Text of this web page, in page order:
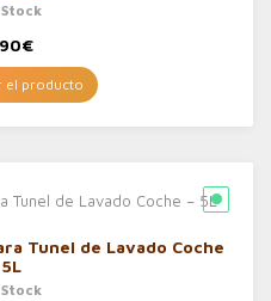
€
el producto
Tunel de Lavado Coche